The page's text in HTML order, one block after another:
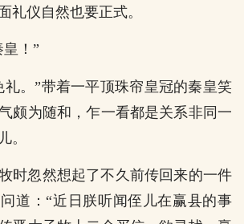
礼仪自然也要正式。
！”
礼。”带着一平顶珠帘皇冠的秦皇笑
颇为随和，乍一看都是关系非同一
。
时忽然想起了不久前传回来的一件
道：“近日朕听闻侄儿在赢县的事